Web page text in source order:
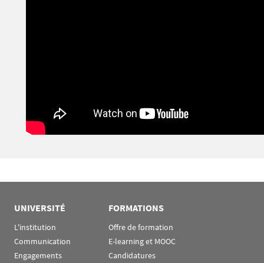
UNIVERSITÉ
L'institution
Communication
Engagements
FORMATIONS
Offre de formation
E-learning et MOOC
Candidatures